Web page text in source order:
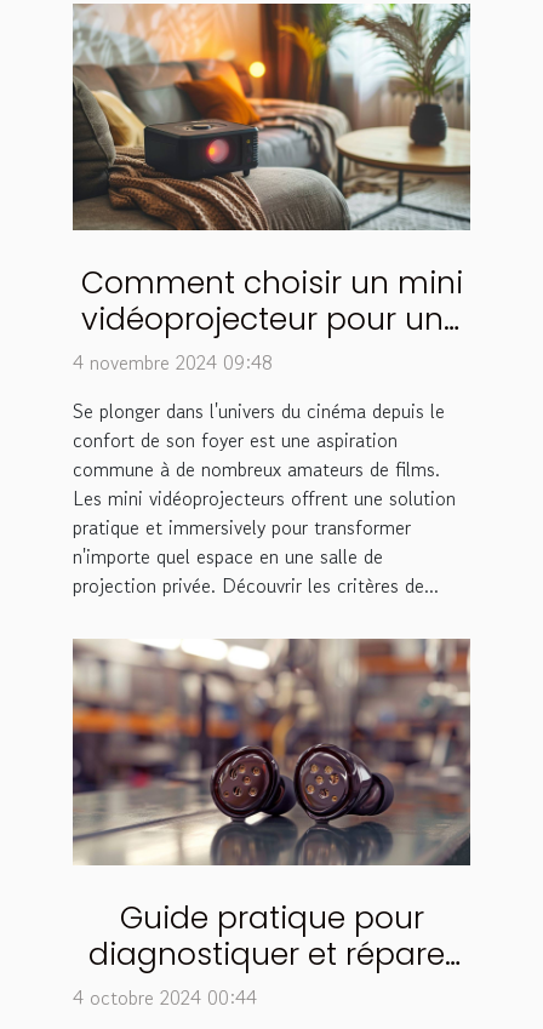
Comment choisir un mini
vidéoprojecteur pour une
expérience
cinématographique
optimale
4 novembre 2024 09:48
Se plonger dans l'univers du cinéma depuis le
confort de son foyer est une aspiration
commune à de nombreux amateurs de films.
Les mini vidéoprojecteurs offrent une solution
pratique et immersively pour transformer
n'importe quel espace en une salle de
projection privée. Découvrir les critères de...
Guide pratique pour
diagnostiquer et réparer
un écouteur sans fil
4 octobre 2024 00:44